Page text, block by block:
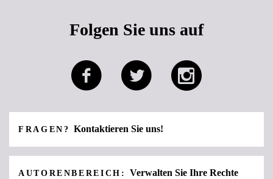
Folgen Sie uns auf
FRAGEN?Kontaktieren Sie uns!
AUTORENBEREICH: Verwalten Sie Ihre Rechte